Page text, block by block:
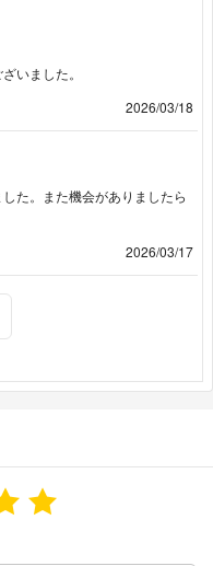
いました。
2026/03/18
た。また機会がありましたら
2026/03/17